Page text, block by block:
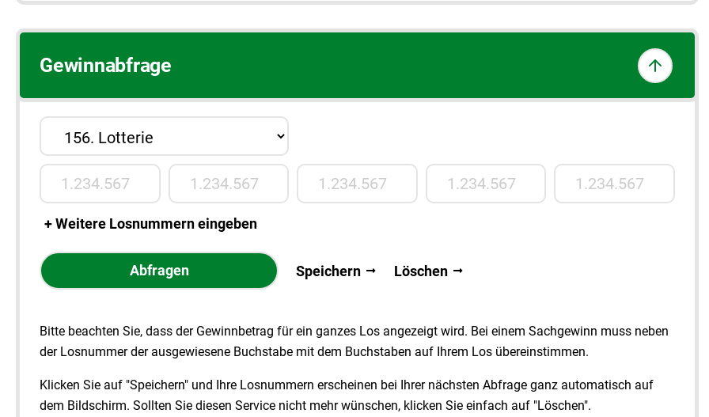
Gewinnabfrage
Lotterie auswählen
Losnummer 1 Losnummer 2 Losnummer 3 Losnummer 4 Losnummer 5
+Weitere Losnummern eingeben
Abfragen Speichern Löschen
Bitte beachten Sie, dass der Gewinnbetrag für ein ganzes Los angezeigt wird. Bei einem Sachgewinn muss neben
der Losnummer der ausgewiesene Buchstabe mit dem Buchstaben auf Ihrem Los übereinstimmen.
Klicken Sie auf "Speichern" und Ihre Losnummern erscheinen bei Ihrer nächsten Abfrage ganz automatisch auf
dem Bildschirm. Sollten Sie diesen Service nicht mehr wünschen, klicken Sie einfach auf "Löschen".